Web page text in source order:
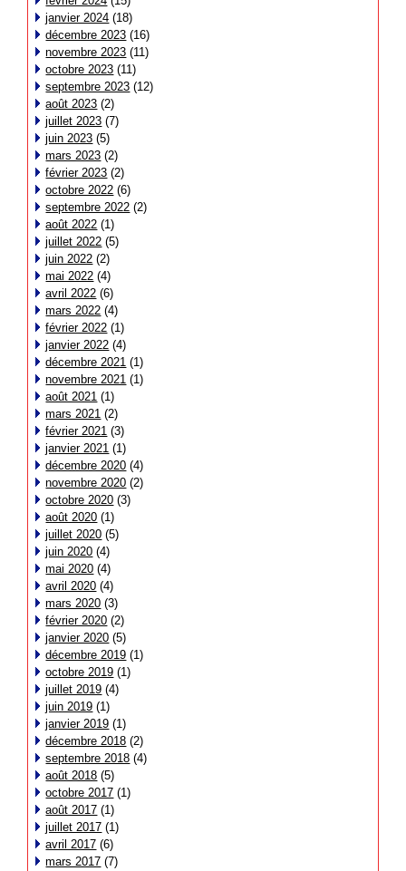
janvier 2024 (18)
décembre 2023 (16)
novembre 2023 (11)
octobre 2023 (11)
septembre 2023 (12)
août 2023 (2)
juillet 2023 (7)
juin 2023 (5)
mars 2023 (2)
février 2023 (2)
octobre 2022 (6)
septembre 2022 (2)
août 2022 (1)
juillet 2022 (5)
juin 2022 (2)
mai 2022 (4)
avril 2022 (6)
mars 2022 (4)
février 2022 (1)
janvier 2022 (4)
décembre 2021 (1)
novembre 2021 (1)
août 2021 (1)
mars 2021 (2)
février 2021 (3)
janvier 2021 (1)
décembre 2020 (4)
novembre 2020 (2)
octobre 2020 (3)
août 2020 (1)
juillet 2020 (5)
juin 2020 (4)
mai 2020 (4)
avril 2020 (4)
mars 2020 (3)
février 2020 (2)
janvier 2020 (5)
décembre 2019 (1)
octobre 2019 (1)
juillet 2019 (4)
juin 2019 (1)
janvier 2019 (1)
décembre 2018 (2)
septembre 2018 (4)
août 2018 (5)
octobre 2017 (1)
août 2017 (1)
juillet 2017 (1)
avril 2017 (6)
mars 2017 (7)